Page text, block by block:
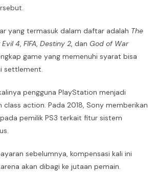
yang termasuk dalam daftar adalah The
Evil 4, FIFA, Destiny 2, dan God of War
game yang memenuhi syarat bisa
settlement.
pengguna PlayStation menjadi
class action. Pada 2018, Sony memberikan
pemilik PS3 terkait fitur sistem
sebelumnya, kompensasi kali ini
akan dibagi ke jutaan pemain.